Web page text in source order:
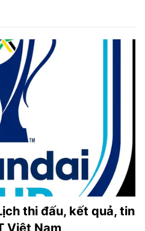
thi đấu, kết quả, tin
Việt Nam